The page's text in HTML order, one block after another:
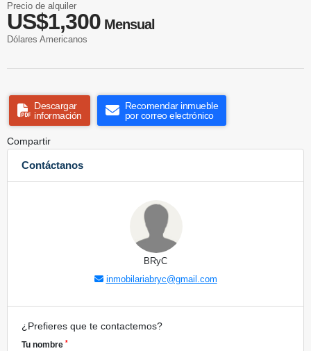
Precio de alquiler
US$1,300 Mensual
Dólares Americanos
Descargar
información
Recomendar inmueble
por correo electrónico
Compartir
Contáctanos
BRyC
inmobilariabryc@gmail.com
¿Prefieres que te contactemos?
Tu nombre *